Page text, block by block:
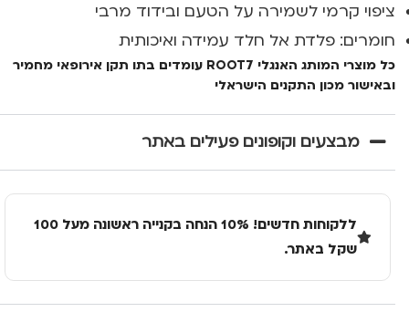
ציפוי קרמי לשמירה על הטעם ובידוד מרבי
חומרים: פלדת אל חלד עמידה ואיכותית
כל מוצרי המותג האנגלי ROOT7 עומדים בתו תקן אירופאי מחמיר
ובאישור מכון התקנים הישראלי
מבצעים וקופונים פעילים באתר
ללקוחות חדשים! 10% הנחה בקנייה ראשונה מעל 100
שקל באתר.